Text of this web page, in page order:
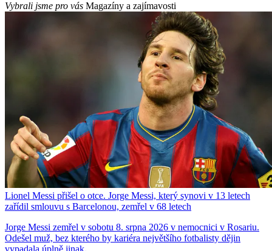
Vybrali jsme pro vás Magazíny a zajímavosti
Lionel Messi přišel o otce. Jorge Messi, který synovi v 13 letech
zařídil smlouvu s Barcelonou, zemřel v 68 letech
Jorge Messi zemřel v sobotu 8. srpna 2026 v nemocnici v Rosariu.
Odešel muž, bez kterého by kariéra největšího fotbalisty dějin